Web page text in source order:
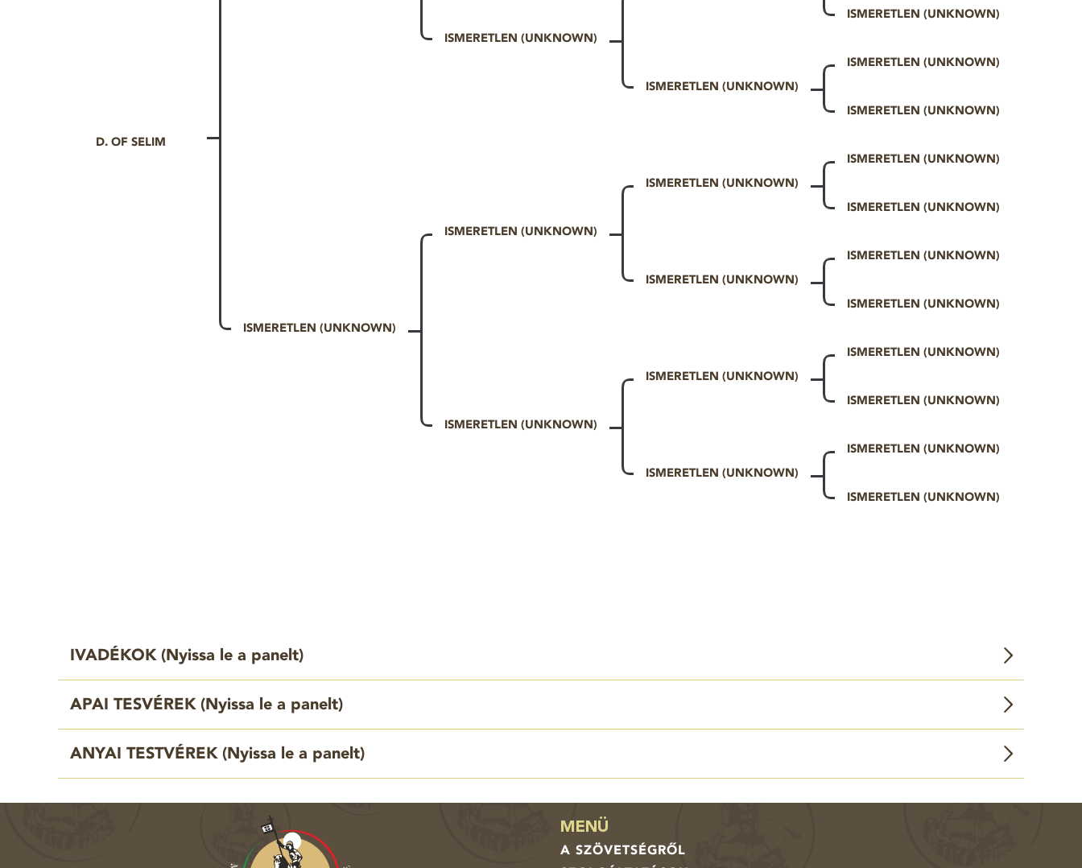
D. OF SELIM
ISMERETLEN (UNKNOWN)
ISMERETLEN (UNKNOWN)
ISMERETLEN (UNKNOWN)
ISMERETLEN (UNKNOWN)
ISMERETLEN (UNKNOWN)
ISMERETLEN (UNKNOWN)
ISMERETLEN (UNKNOWN)
ISMERETLEN (UNKNOWN)
ISMERETLEN (UNKNOWN)
ISMERETLEN (UNKNOWN)
ISMERETLEN (UNKNOWN)
ISMERETLEN (UNKNOWN)
ISMERETLEN (UNKNOWN)
ISMERETLEN (UNKNOWN)
ISMERETLEN (UNKNOWN)
ISMERETLEN (UNKNOWN)
ISMERETLEN (UNKNOWN)
ISMERETLEN (UNKNOWN)
ISMERETLEN (UNKNOWN)
ISMERETLEN (UNKNOWN)
IVADÉKOK ( Nyissa le a panelt)
APAI TESVÉREK ( Nyissa le a panelt)
ANYAI TESTVÉREK ( Nyissa le a panelt)
MENÜ
A SZÖVETSÉGRŐL